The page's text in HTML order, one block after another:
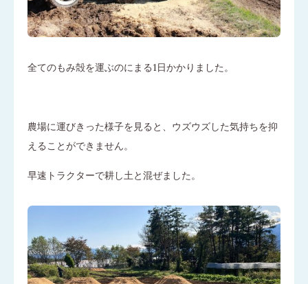
全てのもみ殻を運ぶのにまる1日かかりました。
農場に運びきった様子を見ると、ウズウズした気持ちを抑
えることができません。
早速トラクターで耕し土と混ぜました。